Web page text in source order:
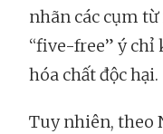
nhãn các cụm
“five-free” ý chỉ
hóa chất độc hại.
Tuy nhiên, theo